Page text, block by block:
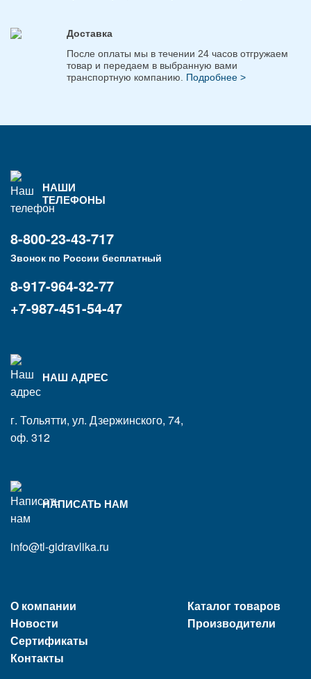
Доставка
После оплаты мы в течении 24 часов отгружаем
товар и передаем в выбранную вами
транспортную компанию. Подробнее >
НАШИ
ТЕЛЕФОНЫ
8-800-23-43-717
Звонок по России бесплатный
8-917-964-32-77
+7-987-451-54-47
НАШ АДРЕС
г. Тольятти, ул. Дзержинского, 74,
оф. 312
НАПИСАТЬ НАМ
info@tl-gidravlika.ru
О компании
Новости
Сертификаты
Контакты
Каталог товаров
Производители